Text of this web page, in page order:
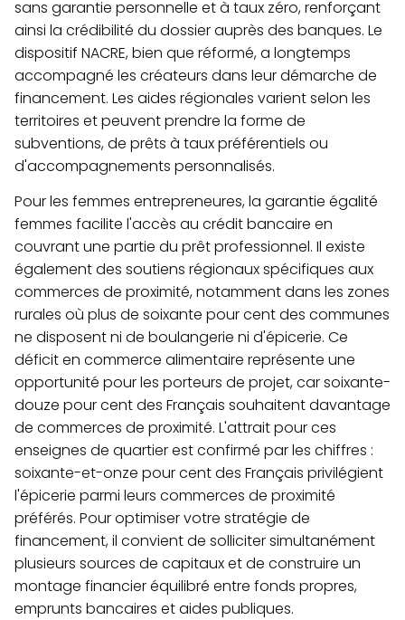
sans garantie personnelle et à taux zéro, renforçant
ainsi la crédibilité du dossier auprès des banques. Le
dispositif NACRE, bien que réformé, a longtemps
accompagné les créateurs dans leur démarche de
financement. Les aides régionales varient selon les
territoires et peuvent prendre la forme de
subventions, de prêts à taux préférentiels ou
d'accompagnements personnalisés.
Pour les femmes entrepreneures, la garantie égalité
femmes facilite l'accès au crédit bancaire en
couvrant une partie du prêt professionnel. Il existe
également des soutiens régionaux spécifiques aux
commerces de proximité, notamment dans les zones
rurales où plus de soixante pour cent des communes
ne disposent ni de boulangerie ni d'épicerie. Ce
déficit en commerce alimentaire représente une
opportunité pour les porteurs de projet, car soixante-
douze pour cent des Français souhaitent davantage
de commerces de proximité. L'attrait pour ces
enseignes de quartier est confirmé par les chiffres :
soixante-et-onze pour cent des Français privilégient
l'épicerie parmi leurs commerces de proximité
préférés. Pour optimiser votre stratégie de
financement, il convient de solliciter simultanément
plusieurs sources de capitaux et de construire un
montage financier équilibré entre fonds propres,
emprunts bancaires et aides publiques.